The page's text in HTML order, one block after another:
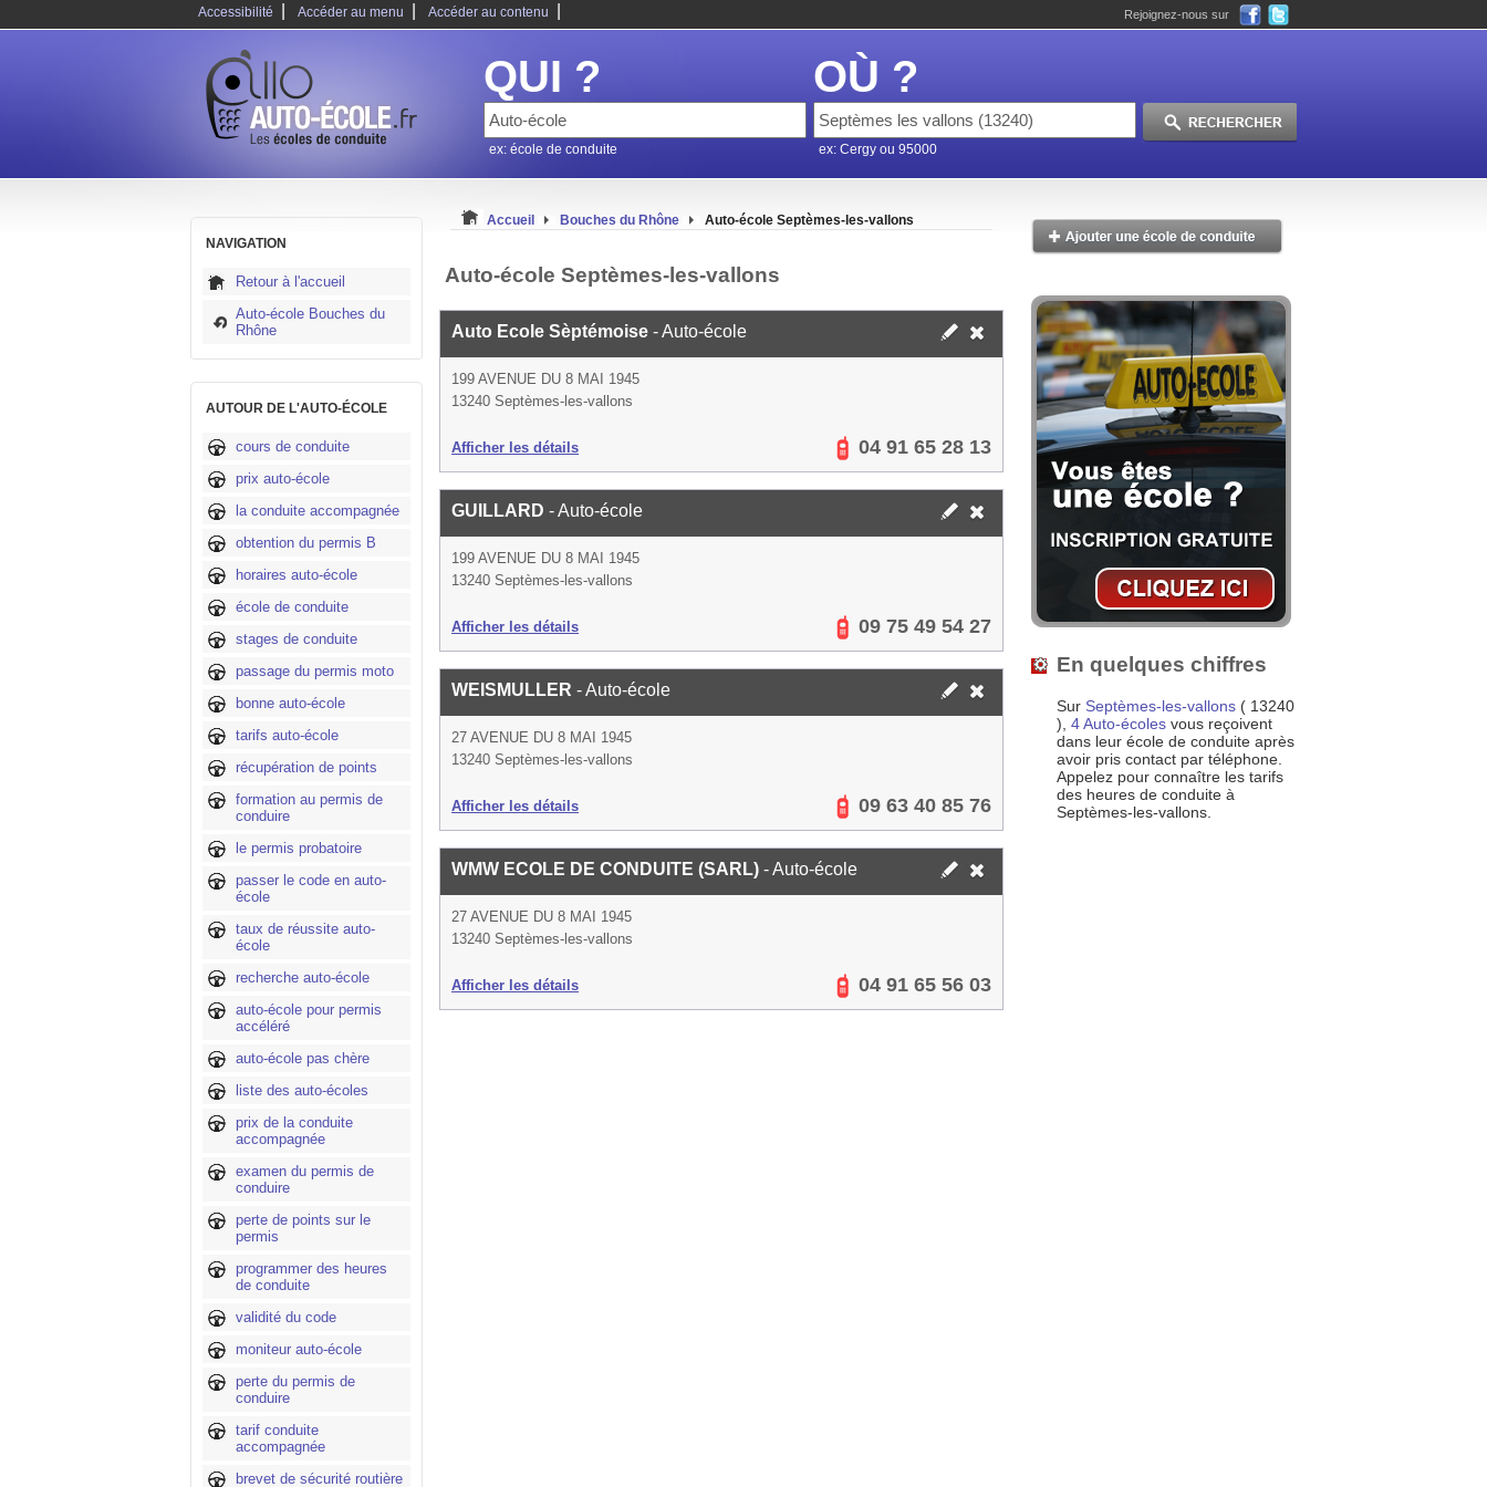
Accessibilité Accéder au menu Accéder au contenu Rejoignez-nous sur
QUI ?
ex: école de conduite
OÙ ?
ex: Cergy ou 95000
NAVIGATION
Retour à l'accueil
Auto-école Bouches du
Rhône
AUTOUR DE L'AUTO-ÉCOLE
cours de conduite
prix auto-école
la conduite accompagnée
obtention du permis B
horaires auto-école
école de conduite
stages de conduite
passage du permis moto
bonne auto-école
tarifs auto-école
récupération de points
formation au permis de
conduire
le permis probatoire
passer le code en auto-
école
taux de réussite auto-
école
recherche auto-école
auto-école pour permis
accéléré
auto-école pas chère
liste des auto-écoles
prix de la conduite
accompagnée
examen du permis de
conduire
perte de points sur le
permis
programmer des heures
de conduite
validité du code
moniteur auto-école
perte du permis de
conduire
tarif conduite
accompagnée
brevet de sécurité routière
Accueil Bouches du Rhône Auto-école Septèmes-les-vallons
Auto-école Septèmes-les-vallons
Auto Ecole Sèptémoise - Auto-école
199 AVENUE DU 8 MAI 1945
13240 Septèmes-les-vallons
Afficher les détails 04 91 65 28 13
GUILLARD - Auto-école
199 AVENUE DU 8 MAI 1945
13240 Septèmes-les-vallons
Afficher les détails 09 75 49 54 27
WEISMULLER - Auto-école
27 AVENUE DU 8 MAI 1945
13240 Septèmes-les-vallons
Afficher les détails 09 63 40 85 76
WMW ECOLE DE CONDUITE (SARL) - Auto-école
27 AVENUE DU 8 MAI 1945
13240 Septèmes-les-vallons
Afficher les détails 04 91 65 56 03
En quelques chiffres
Sur Septèmes-les-vallons ( 13240
), 4 Auto-écoles vous reçoivent
dans leur école de conduite après
avoir pris contact par téléphone.
Appelez pour connaître les tarifs
des heures de conduite à
Septèmes-les-vallons.